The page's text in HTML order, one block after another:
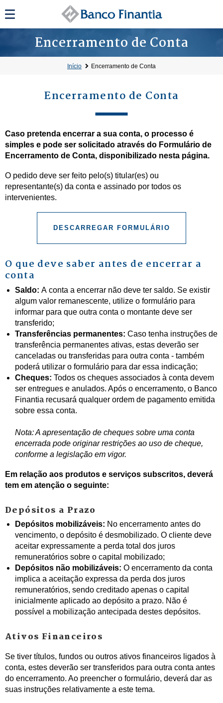
Encerramento de Conta
Início Encerramento de Conta
Encerramento de Conta
Caso pretenda encerrar a sua conta, o processo é
simples e pode ser solicitado através do Formulário de
Encerramento de Conta, disponibilizado nesta página.
O pedido deve ser feito pelo(s) titular(es) ou
representante(s) da conta e assinado por todos os
intervenientes.
DESCARREGAR FORMULÁRIO
O que deve saber antes de encerrar a
conta
Saldo: A conta a encerrar não deve ter saldo. Se existir
algum valor remanescente, utilize o formulário para
informar para que outra conta o montante deve ser
transferido;
Transferências permanentes: Caso tenha instruções de
transferência permanentes ativas, estas deverão ser
canceladas ou transferidas para outra conta - também
poderá utilizar o formulário para dar essa indicação;
Cheques: Todos os cheques associados à conta devem
ser entregues e anulados. Após o encerramento, o Banco
Finantia recusará qualquer ordem de pagamento emitida
sobre essa conta.
Nota: A apresentação de cheques sobre uma conta
encerrada pode originar restrições ao uso de cheque,
conforme a legislação em vigor.
Em relação aos produtos e serviços subscritos, deverá
tem em atenção o seguinte:
Depósitos a Prazo
Depósitos mobilizáveis: No encerramento antes do
vencimento, o depósito é desmobilizado. O cliente deve
aceitar expressamente a perda total dos juros
remuneratórios sobre o capital mobilizado;
Depósitos não mobilizáveis: O encerramento da conta
implica a aceitação expressa da perda dos juros
remuneratórios, sendo creditado apenas o capital
inicialmente aplicado ao depósito a prazo. Não é
possível a mobilização antecipada destes depósitos.
Ativos Financeiros
Se tiver títulos, fundos ou outros ativos financeiros ligados à
conta, estes deverão ser transferidos para outra conta antes
do encerramento. Ao preencher o formulário, deverá dar as
suas instruções relativamente a este tema.